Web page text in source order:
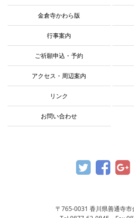
金倉寺かわら版
行事案内
ご祈願申込・予約
アクセス・周辺案内
リンク
お問い合わせ
〒765-0031 香川県善通寺